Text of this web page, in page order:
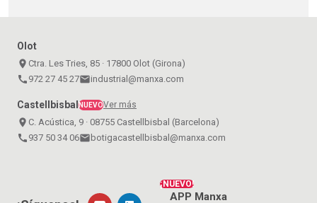
Olot
place Ctra. Les Tries, 85 · 17800 Olot (Girona)
call 972 27 45 27emailindustrial@manxa.com
CastellbisbalNUEVOVer más
place C. Acústica, 9 · 08755 Castellbisbal (Barcelona)
call 937 50 34 06emailbotigacastellbisbal@manxa.com
¡NUEVO!
APP Manxa